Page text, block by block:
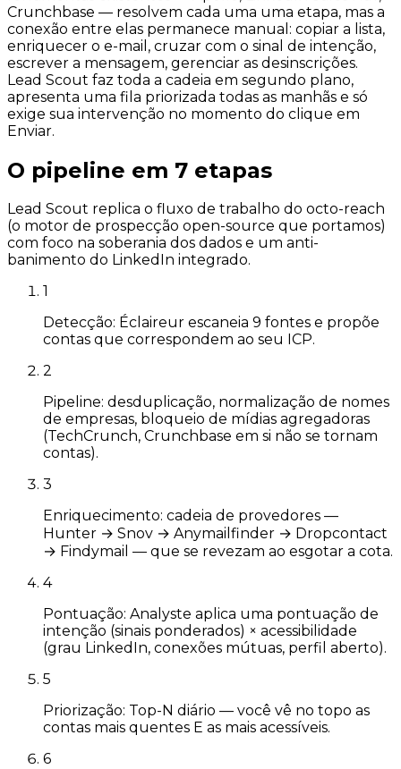
Crunchbase — resolvem cada uma uma etapa, mas a
conexão entre elas permanece manual: copiar a lista,
enriquecer o e-mail, cruzar com o sinal de intenção,
escrever a mensagem, gerenciar as desinscrições.
Lead Scout faz toda a cadeia em segundo plano,
apresenta uma fila priorizada todas as manhãs e só
exige sua intervenção no momento do clique em
Enviar.
O pipeline em 7 etapas
Lead Scout replica o fluxo de trabalho do octo-reach
(o motor de prospecção open-source que portamos)
com foco na soberania dos dados e um anti-
banimento do LinkedIn integrado.
1
Detecção: Éclaireur escaneia 9 fontes e propõe
contas que correspondem ao seu ICP.
2
Pipeline: desduplicação, normalização de nomes
de empresas, bloqueio de mídias agregadoras
(TechCrunch, Crunchbase em si não se tornam
contas).
3
Enriquecimento: cadeia de provedores —
Hunter → Snov → Anymailfinder → Dropcontact
→ Findymail — que se revezam ao esgotar a cota.
4
Pontuação: Analyste aplica uma pontuação de
intenção (sinais ponderados) × acessibilidade
(grau LinkedIn, conexões mútuas, perfil aberto).
5
Priorização: Top-N diário — você vê no topo as
contas mais quentes E as mais acessíveis.
6